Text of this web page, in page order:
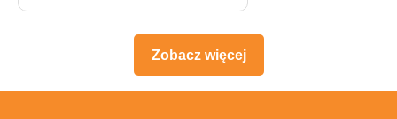
Zobacz więcej